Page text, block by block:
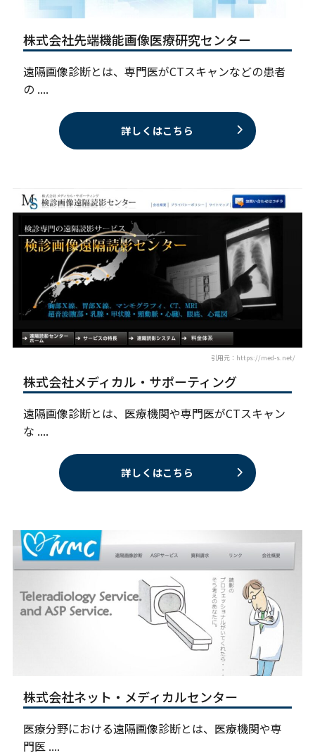
株式会社先端機能画像医療研究センター
遠隔画像診断とは、専門医がCTスキャンなどの患者
の ....
詳しくはこちら
引用元：https://med-s.net/
株式会社メディカル・サポーティング
遠隔画像診断とは、医療機関や専門医がCTスキャン
な ....
詳しくはこちら
株式会社ネット・メディカルセンター
医療分野における遠隔画像診断とは、医療機関や専
門医 ....